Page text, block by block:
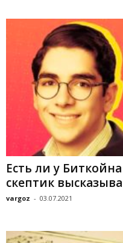
Есть ли у
скептик
vargoz - 03.07.2021